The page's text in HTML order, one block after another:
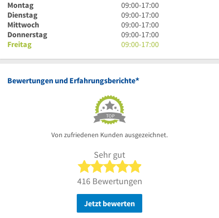
Montag
9
Uhr
bis
17
Uhr
09:00-17:00
Dienstag
9
Uhr
bis
17
09:00-17:00
Mittwoch
9
Uhr
bis
Uhr
09:00-17:00
Donnerstag
9
Uhr
17
09:00-17:00
Freitag
9
bis
Uhr
09:00-17:00
Bewertungen und Erfahrungsberichte*
TOP
Von zufriedenen Kunden ausgezeichnet.
Sehr gut
5 von 5 Sternen
416 Bewertungen
Jetzt bewerten